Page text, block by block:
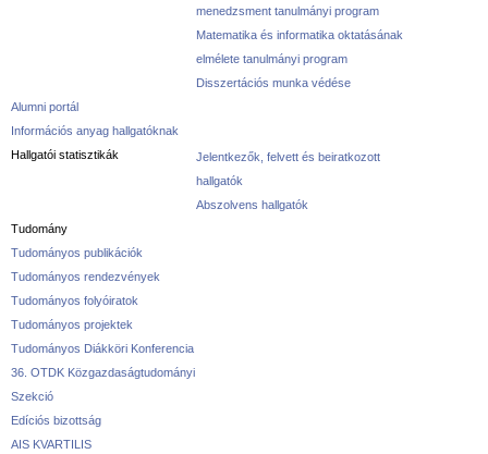
menedzsment tanulmányi program
Matematika és informatika oktatásának
elmélete tanulmányi program
Disszertációs munka védése
Alumni portál
Információs anyag hallgatóknak
Hallgatói statisztikák
Jelentkezők, felvett és beiratkozott
hallgatók
Abszolvens hallgatók
Tudomány
Tudományos publikációk
Tudományos rendezvények
Tudományos folyóiratok
Tudományos projektek
Tudományos Diákköri Konferencia
36. OTDK Közgazdaságtudományi
Szekció
Edíciós bizottság
AIS KVARTILIS